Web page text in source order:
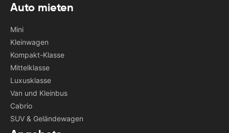
Auto mieten
Mini
Kleinwagen
Kompakt-Klasse
Mittelklasse
Luxusklasse
Van und Kleinbus
Cabrio
SUV & Geländewagen